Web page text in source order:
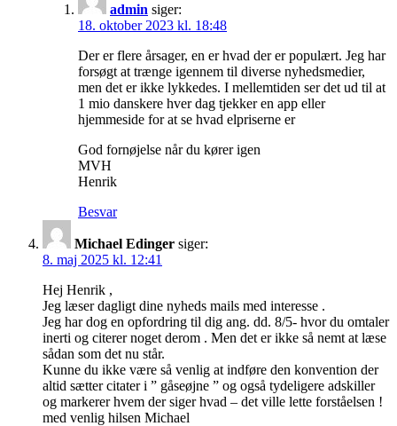
admin siger:
18. oktober 2023 kl. 18:48
Der er flere årsager, en er hvad der er populært. Jeg har
forsøgt at trænge igennem til diverse nyhedsmedier,
men det er ikke lykkedes. I mellemtiden ser det ud til at
1 mio danskere hver dag tjekker en app eller
hjemmeside for at se hvad elpriserne er
God fornøjelse når du kører igen
MVH
Henrik
Besvar
Michael Edinger siger:
8. maj 2025 kl. 12:41
Hej Henrik ,
Jeg læser dagligt dine nyheds mails med interesse .
Jeg har dog en opfordring til dig ang. dd. 8/5- hvor du omtaler
inerti og citerer noget derom . Men det er ikke så nemt at læse
sådan som det nu står.
Kunne du ikke være så venlig at indføre den konvention der
altid sætter citater i ” gåseøjne ” og også tydeligere adskiller
og markerer hvem der siger hvad – det ville lette forståelsen !
med venlig hilsen Michael